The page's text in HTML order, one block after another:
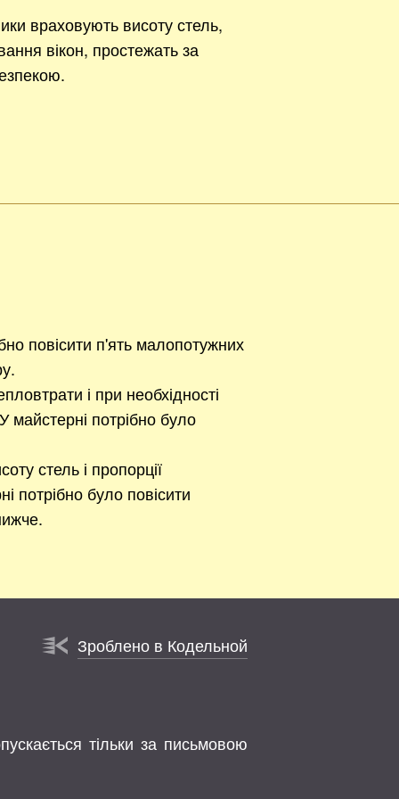
враховують висоту стель,
вікон, простежать за
повісити п'ять малопотужних
і при необхідності
майстерні потрібно було
стель і пропорції
потрібно було повісити
Зроблено в Кодельной
тільки за письмовою